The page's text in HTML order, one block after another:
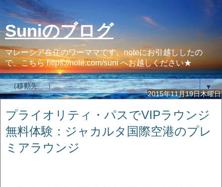
Suniのブログ
マレーシア在住のワーママです。noteにお引越ししたの
で、こちら https://note.com/suni へお越しください★
▼
2015年11月19日木曜日
プライオリティ・パスでVIPラウンジ
無料体験：ジャカルタ国際空港のプレ
ミアラウンジ